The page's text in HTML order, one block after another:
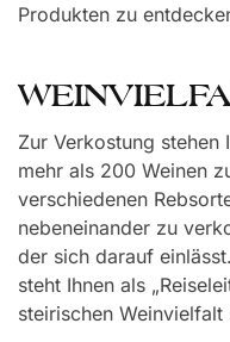
Produkten zu
Zur Verkostung stehen
mehr als 200 Weinen
verschiedenen
nebeneinander zu
der sich darauf
steht Ihnen als
steirischen